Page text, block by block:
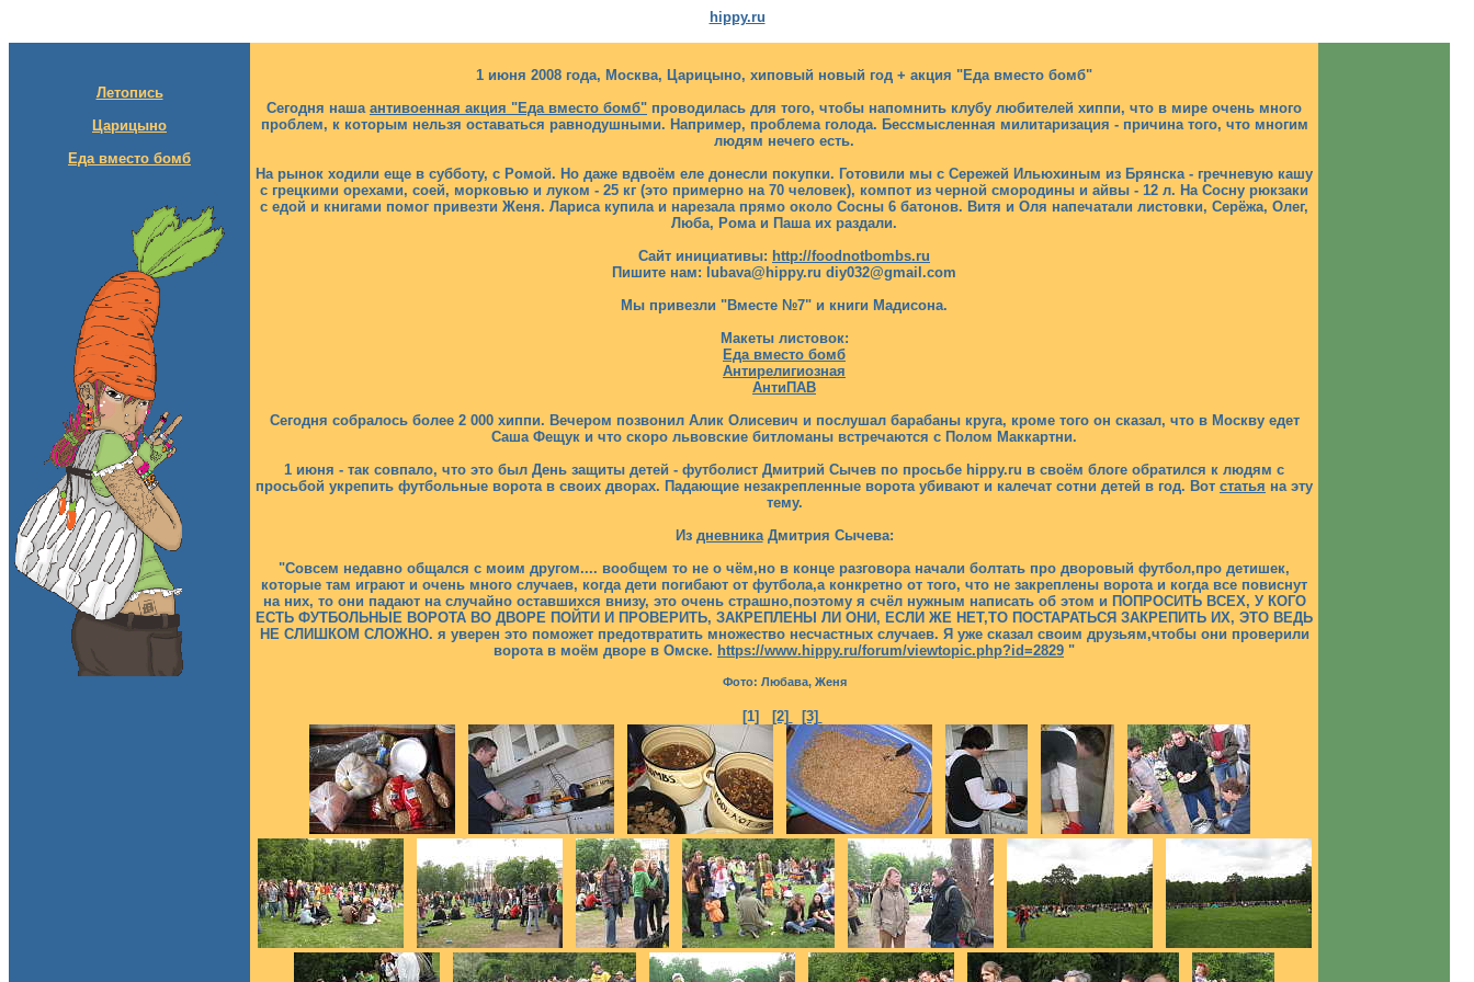
hippy.ru
Летопись
Царицыно
Еда вместо бомб
1 июня 2008 года, Москва, Царицыно, хиповый новый год + акция "Еда вместо бомб"
Сегодня наша антивоенная акция "Еда вместо бомб" проводилась для того, чтобы напомнить клубу любителей хиппи, что в мире очень много
проблем, к которым нельзя оставаться равнодушными. Например, проблема голода. Бессмысленная милитаризация - причина того, что многим
людям нечего есть.
На рынок ходили еще в субботу, с Ромой. Но даже вдвоём еле донесли покупки. Готовили мы с Сережей Ильюхиным из Брянска - гречневую кашу
с грецкими орехами, соей, морковью и луком - 25 кг (это примерно на 70 человек), компот из черной смородины и айвы - 12 л. На Сосну рюкзаки
с едой и книгами помог привезти Женя. Лариса купила и нарезала прямо около Сосны 6 батонов. Витя и Оля напечатали листовки, Серёжа, Олег,
Люба, Рома и Паша их раздали.
Сайт инициативы: http://foodnotbombs.ru
Пишите нам: lubava@hippy.ru diy032@gmail.com
Мы привезли "Вместе №7" и книги Мадисона.
Макеты листовок:
Еда вместо бомб
Антирелигиозная
АнтиПАВ
Сегодня собралось более 2 000 хиппи. Вечером позвонил Алик Олисевич и послушал барабаны круга, кроме того он сказал, что в Москву едет
Саша Фещук и что скоро львовские битломаны встречаются с Полом Маккартни.
1 июня - так совпало, что это был День защиты детей - футболист Дмитрий Сычев по просьбе hippy.ru в своём блоге обратился к людям с
просьбой укрепить футбольные ворота в своих дворах. Падающие незакрепленные ворота убивают и калечат сотни детей в год. Вот статья на эту
тему.
Из дневникаДмитрия Сычева:
"Совсем недавно общался с моим другом.... вообщем то не о чём,но в конце разговора начали болтать про дворовый футбол,про детишек,
которые там играют и очень много случаев, когда дети погибают от футбола,а конкретно от того, что не закреплены ворота и когда все повиснут
на них, то они падают на случайно оставшихся внизу, это очень страшно,поэтому я счёл нужным написать об этом и ПОПРОСИТЬ ВСЕХ, У КОГО
ЕСТЬ ФУТБОЛЬНЫЕ ВОРОТА ВО ДВОРЕ ПОЙТИ И ПРОВЕРИТЬ, ЗАКРЕПЛЕНЫ ЛИ ОНИ, ЕСЛИ ЖЕ НЕТ,ТО ПОСТАРАТЬСЯ ЗАКРЕПИТЬ ИХ, ЭТО ВЕДЬ
НЕ СЛИШКОМ СЛОЖНО. я уверен это поможет предотвратить множество несчастных случаев. Я уже сказал своим друзьям,чтобы они проверили
ворота в моём дворе в Омске. https://www.hippy.ru/forum/viewtopic.php?id=2829 "
Фото: Любава, Женя
[1] [2] [3]